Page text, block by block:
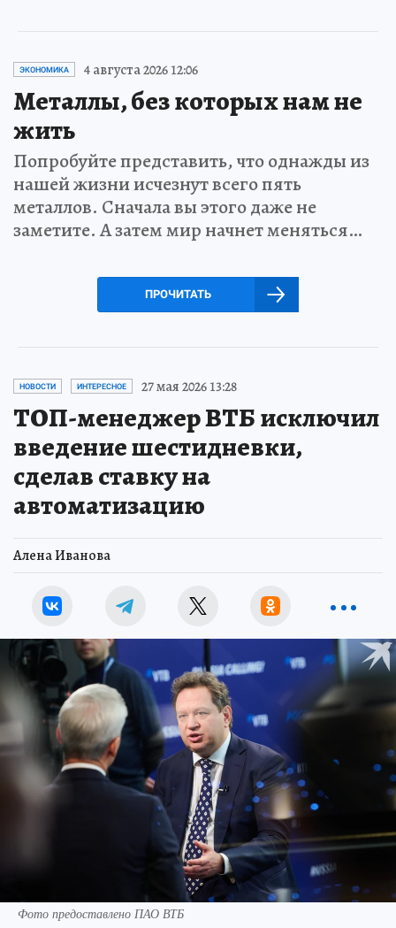
ЭКОНОМИКА 4 августа 2026 12:06
Металлы, без которых нам не
жить
Попробуйте представить, что однажды из
нашей жизни исчезнут всего пять
металлов. Сначала вы этого даже не
заметите. А затем мир начнет меняться…
ПРОЧИТАТЬ
НОВОСТИ ИНТЕРЕСНОЕ 27 мая 2026 13:28
ТОП-менеджер ВТБ исключил
введение шестидневки,
сделав ставку на
автоматизацию
Алена Иванова
Фото предоставлено ПАО ВТБ